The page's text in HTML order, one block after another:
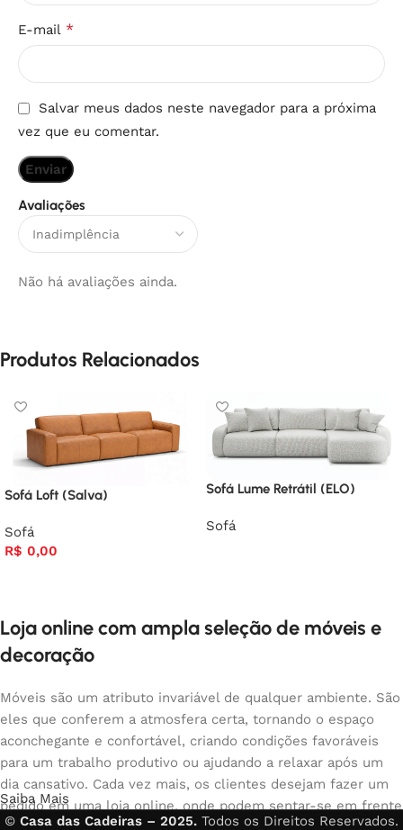
Avaliações
Não há avaliações ainda.
E-mail *
Salvar meus dados neste navegador para a próxima
vez que eu comentar.
Produtos Relacionados
Sofá Loft (Salva)
Sofá
R$ 0,00
Sofá Lume Retrátil (ELO)
Sofá
Loja online com ampla seleção de móveis e
decoração
Móveis são um atributo invariável de qualquer ambiente. São
eles que conferem a atmosfera certa, tornando o espaço
aconchegante e confortável, criando condições favoráveis
para um trabalho produtivo ou ajudando a relaxar após um
dia cansativo. Cada vez mais, os clientes desejam fazer um
pedido em uma loja online, onde podem sentar-se em frente
Saiba Mais
© Casa das Cadeiras – 2025. Todos os Direitos Reservados.